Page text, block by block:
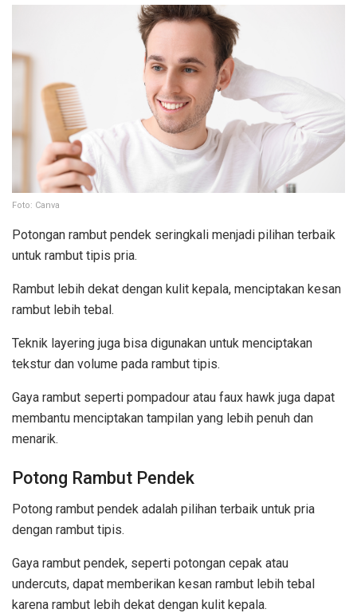
Foto: Canva
Potongan rambut pendek seringkali menjadi pilihan terbaik
untuk rambut tipis pria.
Rambut lebih dekat dengan kulit kepala, menciptakan kesan
rambut lebih tebal.
Teknik layering juga bisa digunakan untuk menciptakan
tekstur dan volume pada rambut tipis.
Gaya rambut seperti pompadour atau faux hawk juga dapat
membantu menciptakan tampilan yang lebih penuh dan
menarik.
Potong Rambut Pendek
Potong rambut pendek adalah pilihan terbaik untuk pria
dengan rambut tipis.
Gaya rambut pendek, seperti potongan cepak atau
undercuts, dapat memberikan kesan rambut lebih tebal
karena rambut lebih dekat dengan kulit kepala.